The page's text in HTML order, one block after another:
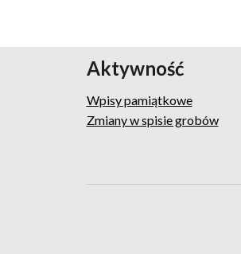
Aktywność
Wpisy pamiątkowe
Zmiany w spisie grobów